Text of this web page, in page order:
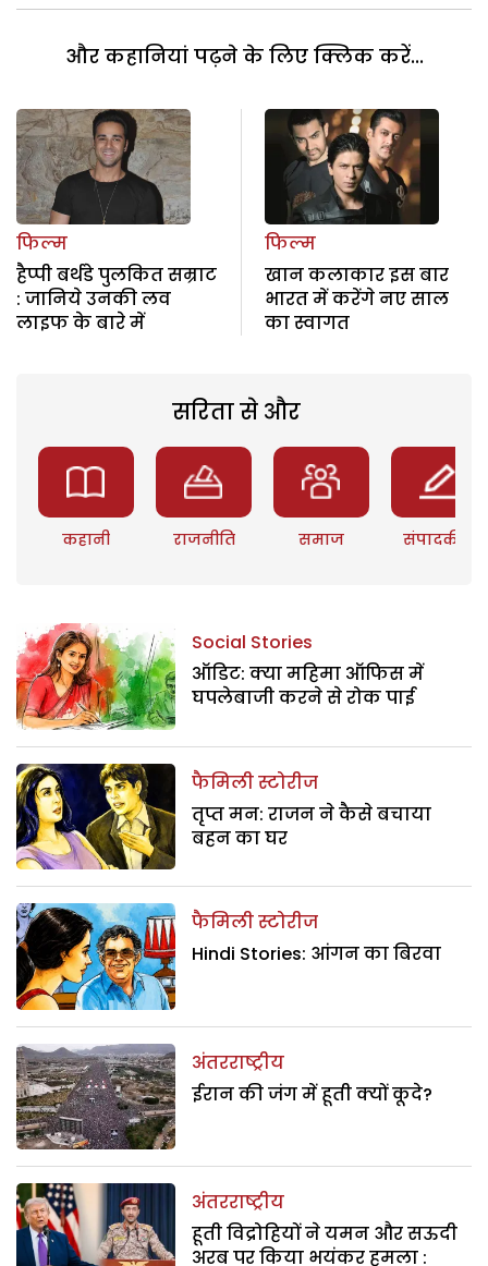
और कहानियां पढ़ने के लिए क्लिक करें...
फिल्म
हैप्पी बर्थडे पुलकित सम्राट
: जानिये उनकी लव
लाइफ के बारे में
फिल्म
खान कलाकार इस बार
भारत में करेंगे नए साल
का स्वागत
सरिता से और
कहानी राजनीति समाज संपादकीय
Social Stories
ऑडिट: क्या महिमा ऑफिस में
घपलेबाजी करने से रोक पाई
फैमिली स्टोरीज
तृप्त मन: राजन ने कैसे बचाया
बहन का घर
फैमिली स्टोरीज
Hindi Stories: आंगन का बिरवा
अंतरराष्ट्रीय
ईरान की जंग में हूती क्यों कूदे?
अंतरराष्ट्रीय
हूती विद्रोहियों ने यमन और सऊदी
अरब पर किया भयंकर हमला :